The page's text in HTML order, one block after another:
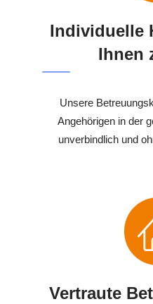
Individuelle
Ihnen
Unsere
Angehörigen in der
unverbindlich und
Vertraute